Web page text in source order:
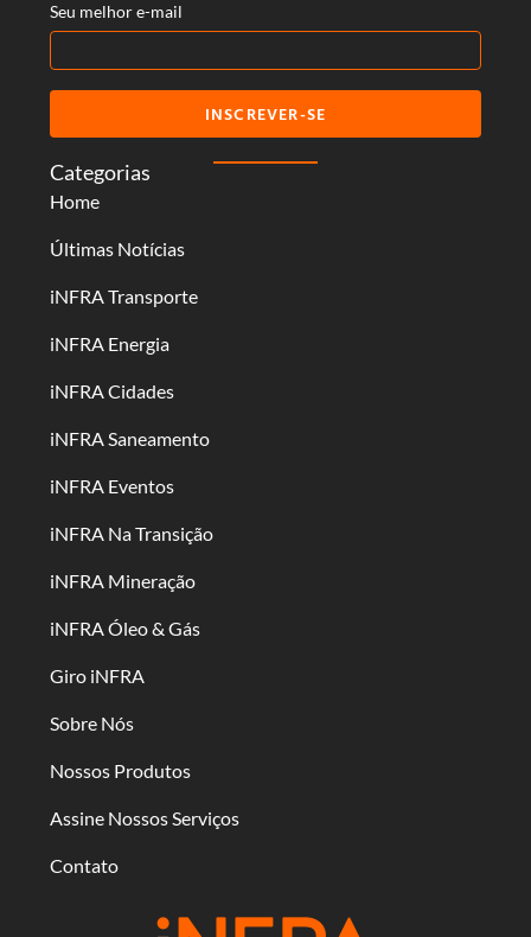
Categorias
Home
Últimas Notícias
iNFRA Transporte
iNFRA Energia
iNFRA Cidades
iNFRA Saneamento
iNFRA Eventos
iNFRA Na Transição
iNFRA Mineração
iNFRA Óleo & Gás
Giro iNFRA
Sobre Nós
Nossos Produtos
Assine Nossos Serviços
Contato
Seu melhor e-mail
INSCREVER-SE